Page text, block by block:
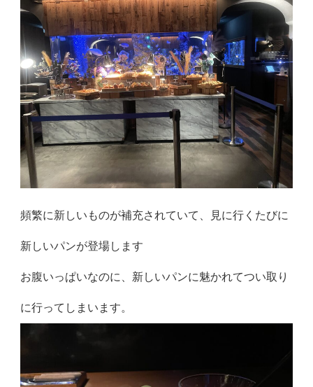
頻繁に新しいものが補充されていて、見に行くたびに
新しいパンが登場します
お腹いっぱいなのに、新しいパンに魅かれてつい取り
に行ってしまいます。